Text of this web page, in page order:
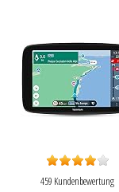
459 Kundenbewertung